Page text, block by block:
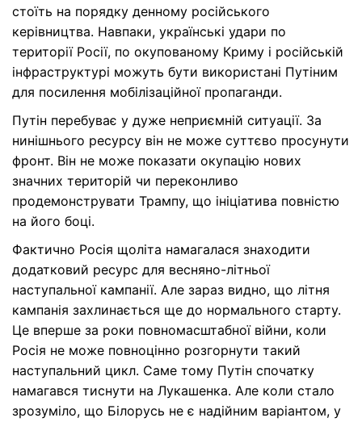
стоїть на порядку денному російського
керівництва. Навпаки, українські удари по
території Росії, по окупованому Криму і російській
інфраструктурі можуть бути використані Путіним
для посилення мобілізаційної пропаганди.
Путін перебуває у дуже неприємній ситуації. За
нинішнього ресурсу він не може суттєво просунути
фронт. Він не може показати окупацію нових
значних територій чи переконливо
продемонструвати Трампу, що ініціатива повністю
на його боці.
Фактично Росія щоліта намагалася знаходити
додатковий ресурс для весняно-літньої
наступальної кампанії. Але зараз видно, що літня
кампанія захлинається ще до нормального старту.
Це вперше за роки повномасштабної війни, коли
Росія не може повноцінно розгорнути такий
наступальний цикл. Саме тому Путін спочатку
намагався тиснути на Лукашенка. Але коли стало
зрозуміло, що Білорусь не є надійним варіантом, у